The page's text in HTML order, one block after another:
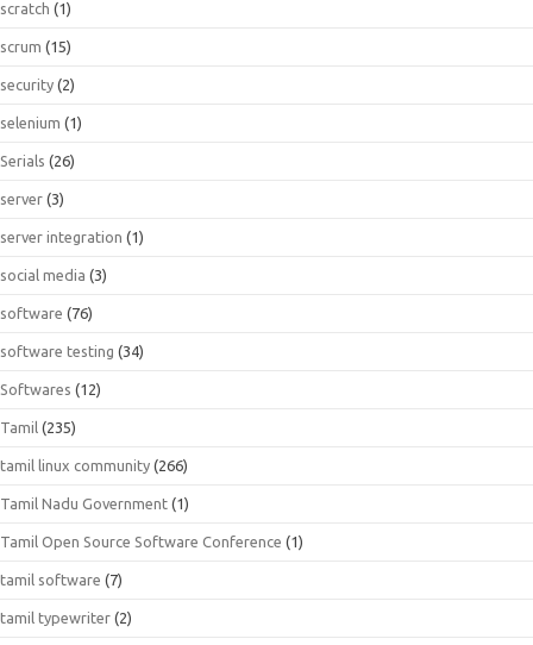
scratch (1)
scrum (15)
security (2)
selenium (1)
Serials (26)
server (3)
server integration (1)
social media (3)
software (76)
software testing (34)
Softwares (12)
Tamil (235)
tamil linux community (266)
Tamil Nadu Government (1)
Tamil Open Source Software Conference (1)
tamil software (7)
tamil typewriter (2)